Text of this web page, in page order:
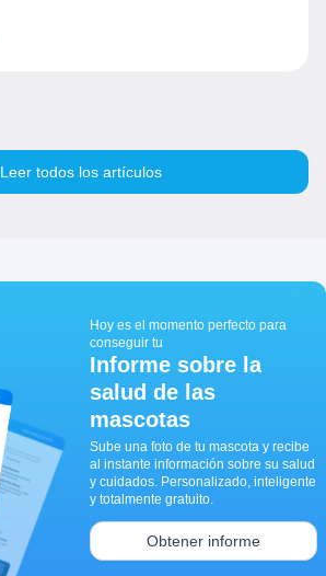
Leer todos los artículos
Hoy es el momento perfecto para
conseguir tu
Informe sobre la
salud de las
mascotas
Sube una foto de tu mascota y recibe
al instante información sobre su salud
y cuidados. Personalizado, inteligente
y totalmente gratuito.
Obtener informe